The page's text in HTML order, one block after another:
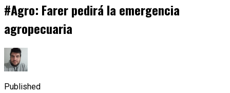
#Agro: Farer pedirá la emergencia
agropecuaria
Published